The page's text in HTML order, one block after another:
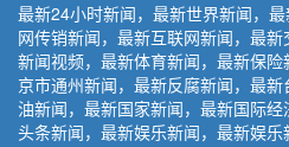
最新24小时新闻，最新世界新闻，
网传销新闻，最新互联网新闻，最
新闻视频，最新体育新闻，最新保
京市通州新闻，最新反腐新闻，最
油新闻，最新国家新闻，最新国际
头条新闻，最新娱乐新闻，最新娱